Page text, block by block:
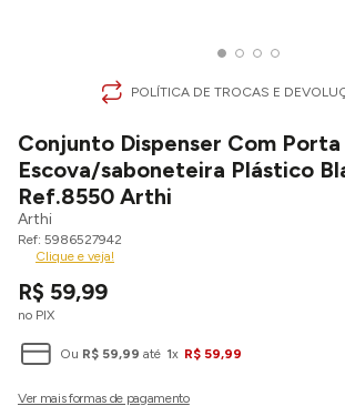
POLÍTICA DE TROCAS E
Conjunto Dispenser Com Porta
Escova/saboneteira Plástico
Ref.8550 Arthi
Arthi
5986527942
Clique e veja!
R$ 59,99
no PIX
Ou R$ 59,99 até 1x R$ 59,99